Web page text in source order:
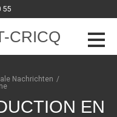
55
CRICQ
Nachrichten /
EN